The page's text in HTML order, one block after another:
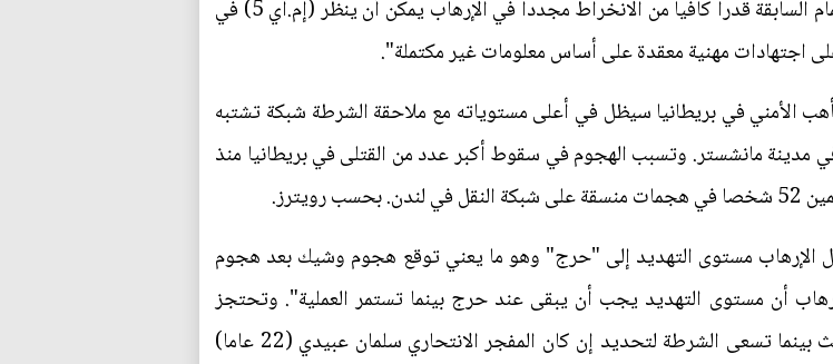
من (إم.آي 5) وشركائه". وقال "حين يظهر أحد عناصر الاهتمام السابقة قدرا كافيا من الانخراط مجددا في الإرهاب يمكن أن ينظر (إم.آي 5) في
اجتهادات مهنية معقدة على أساس معلومات غير مكتملة".
الأمني في بريطانيا سيظل في أعلى مستوياته مع ملاحقة الشرطة شبكة تشتبه
الذي قتل 22 شخصا أثناء حفل في مدينة مانشستر. وتسبب الهجوم في سقوط أكبر عدد من القتلى في بريطانيا منذ
الإرهاب مستوى التهديد إلى "حرج" وهو ما يعني توقع هجوم وشيك بعد هجوم
أن مستوى التهديد يجب أن يبقى عند حرج بينما تستمر العملية". وتحتجز
شرطة مانشستر حاليا ثمانية رجال فيما تستمر عمليات البحث بينما تسعى الشرطة لتحديد إن كان المفجر الانتحاري سلمان عبيدي (22 عاما)